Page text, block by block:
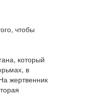
чтобы
который
в
жертвенник